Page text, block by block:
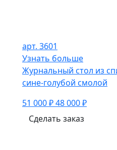
арт. 3601
Узнать больше
Журнальный стол из
сине-голубой смолой
51 000 ₽48 000 ₽
Сделать заказ